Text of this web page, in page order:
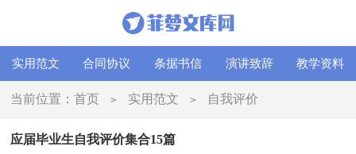
实用范文 合同协议 条据书信 演讲致辞 教学资料
当前位置：首页 > 实用范文 > 自我评价
应届毕业生自我评价集合15篇